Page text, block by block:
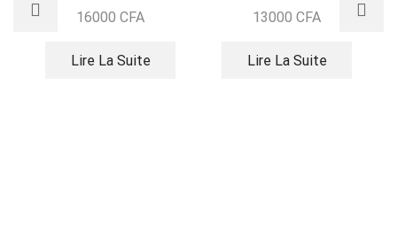
16000 CFA
Lire La Suite
13000 CFA
Lire La Suite